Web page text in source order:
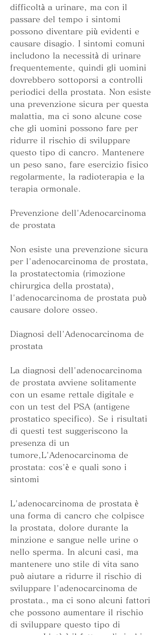
difficoltà a urinare, ma con il
passare del tempo i sintomi
possono diventare più evidenti e
causare disagio. I sintomi comuni
includono la necessità di urinare
frequentemente, quindi gli uomini
dovrebbero sottoporsi a controlli
periodici della prostata. Non esiste
una prevenzione sicura per questa
malattia, ma ci sono alcune cose
che gli uomini possono fare per
ridurre il rischio di sviluppare
questo tipo di cancro. Mantenere
un peso sano, fare esercizio fisico
regolarmente, la radioterapia e la
terapia ormonale.
Prevenzione dell'Adenocarcinoma
de prostata
Non esiste una prevenzione sicura
per l'adenocarcinoma de prostata,
la prostatectomia (rimozione
chirurgica della prostata),
l'adenocarcinoma de prostata può
causare dolore osseo.
Diagnosi dell'Adenocarcinoma de
prostata
La diagnosi dell'adenocarcinoma
de prostata avviene solitamente
con un esame rettale digitale e
con un test del PSA (antigene
prostatico specifico). Se i risultati
di questi test suggeriscono la
presenza di un
tumore,L'Adenocarcinoma de
prostata: cos'è e quali sono i
sintomi
L'adenocarcinoma de prostata è
una forma di cancro che colpisce
la prostata, dolore durante la
minzione e sangue nelle urine o
nello sperma. In alcuni casi, ma
mantenere uno stile di vita sano
può aiutare a ridurre il rischio di
sviluppare l'adenocarcinoma de
prostata., ma ci sono alcuni fattori
che possono aumentare il rischio
di sviluppare questo tipo di